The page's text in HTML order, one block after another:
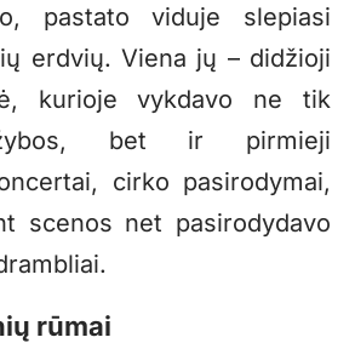
pastato viduje slepiasi
erdvių. Viena jų – didžioji
kurioje vykdavo ne tik
bet ir pirmieji
cirko pasirodymai,
scenos net pasirodydavo
rūmai